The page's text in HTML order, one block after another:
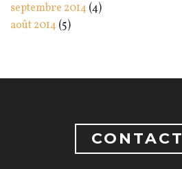
septembre 2014(4)
août 2014(5)
CONTACT